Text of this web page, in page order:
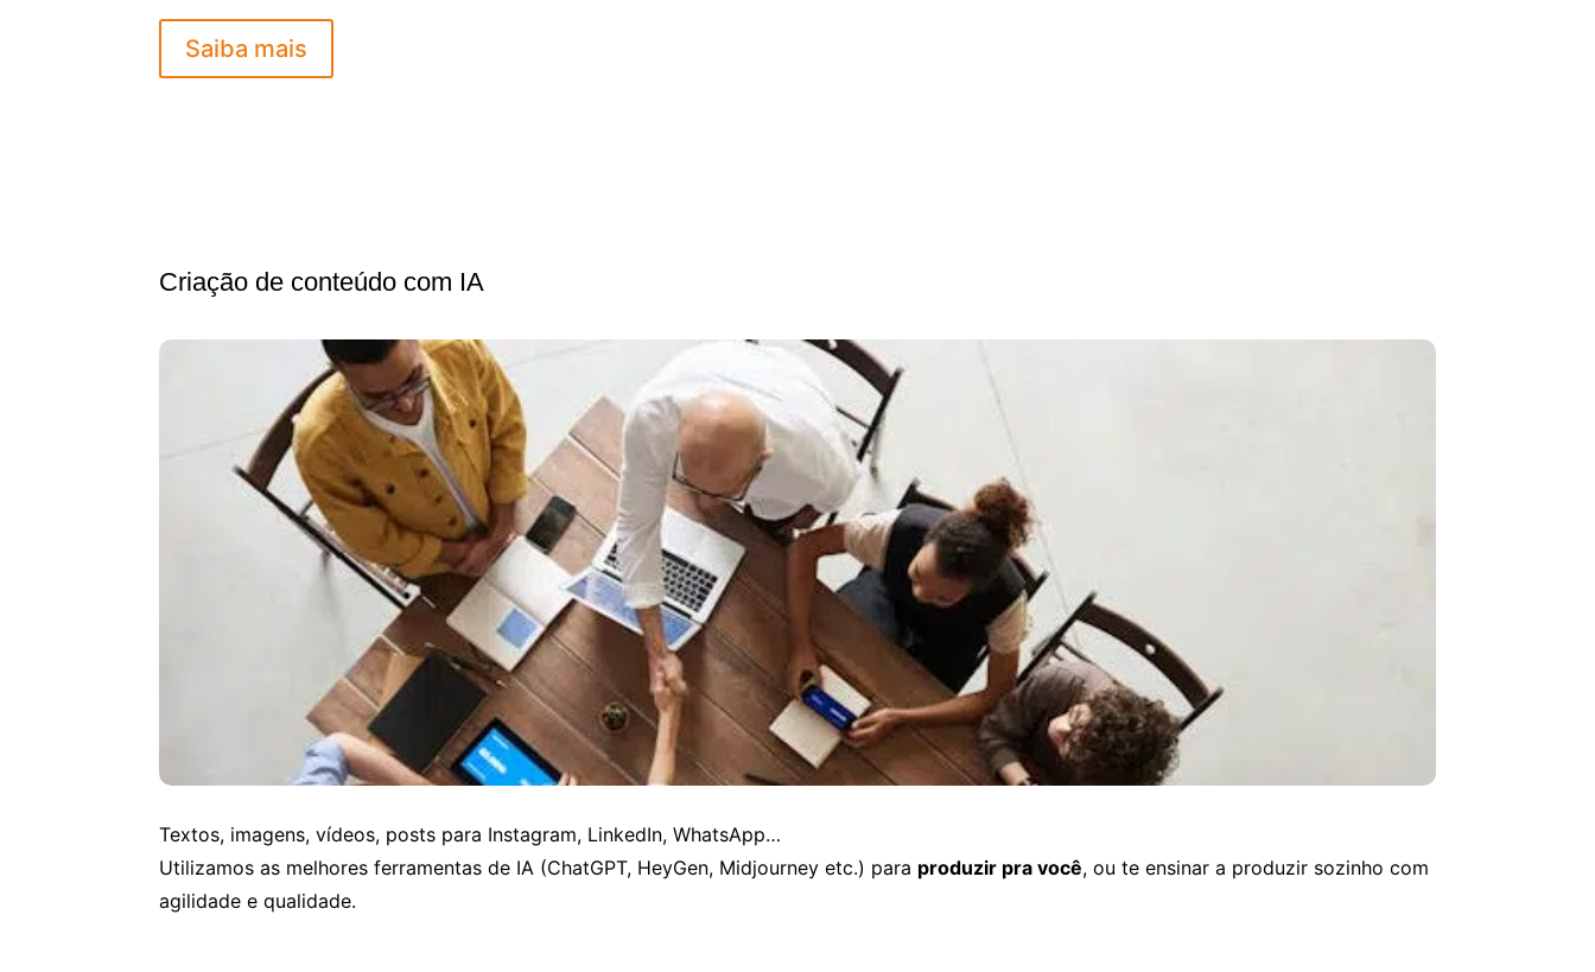
Saiba mais
Criação de conteúdo com IA
Textos, imagens, vídeos, posts para Instagram, LinkedIn, WhatsApp…
Utilizamos as melhores ferramentas de IA (ChatGPT, HeyGen, Midjourney etc.) para produzir pra você, ou te ensinar a produzir sozinho com
agilidade e qualidade.